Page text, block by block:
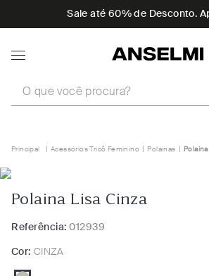
Sale até 60% de Desconto.
Acessórios Tricô Feminino Polainas
Polaina Lisa Cinza
Referência: 012939
Cor: CINZA